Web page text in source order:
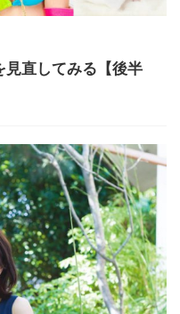
見直してみる【後半